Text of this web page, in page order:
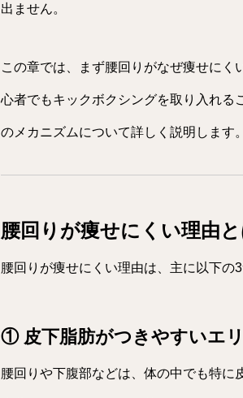
出ません。
この章では、まず腰回りがなぜ痩せに
心者でもキックボクシングを取り入れる
のメカニズムについて詳しく説明します。
腰回りが痩せにくい理由と
腰回りが痩せにくい理由は、主に以下の3
① 皮下脂肪がつきやすいエ
腰回りや下腹部などは、体の中でも特に